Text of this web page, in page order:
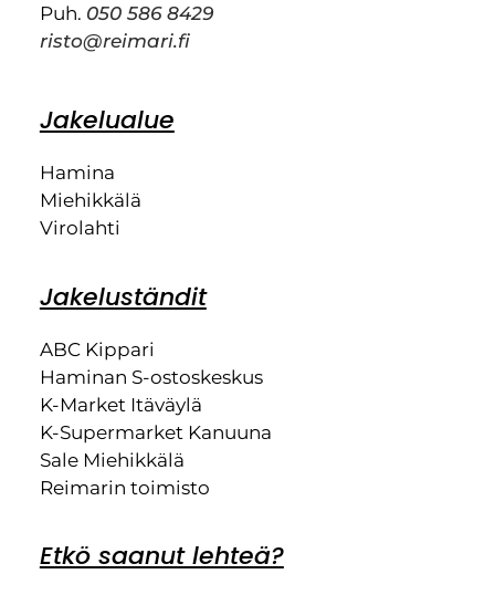
Puh. 050 586 8429
risto@reimari.fi
Jakelualue
Hamina
Miehikkälä
Virolahti
Jakeluständit
ABC Kippari
Haminan S-ostoskeskus
K-Market Itäväylä
K-Supermarket Kanuuna
Sale Miehikkälä
Reimarin toimisto
Etkö saanut lehteä?